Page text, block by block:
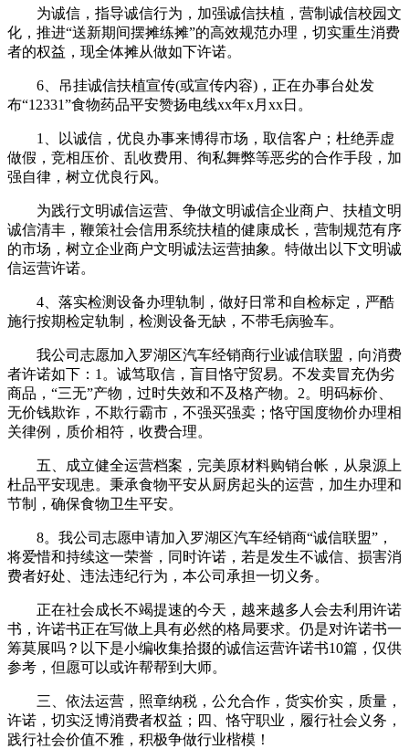
为诚信，指导诚信行为，加强诚信扶植，营制诚信校园文
化，推进“送新期间摆摊练摊”的高效规范办理，切实重生消费
者的权益，现全体摊从做如下许诺。
6、吊挂诚信扶植宣传(或宣传内容)，正在办事台处发
布“12331”食物药品平安赞扬电线xx年x月xx日。
1、以诚信，优良办事来博得市场，取信客户；杜绝弄虚
做假，竞相压价、乱收费用、徇私舞弊等恶劣的合作手段，加
强自律，树立优良行风。
为践行文明诚信运营、争做文明诚信企业商户、扶植文明
诚信清丰，鞭策社会信用系统扶植的健康成长，营制规范有序
的市场，树立企业商户文明诚法运营抽象。特做出以下文明诚
信运营许诺。
4、落实检测设备办理轨制，做好日常和自检标定，严酷
施行按期检定轨制，检测设备无缺，不带毛病验车。
我公司志愿加入罗湖区汽车经销商行业诚信联盟，向消费
者许诺如下：1。诚笃取信，盲目恪守贸易。不发卖冒充伪劣
商品，“三无”产物，过时失效和不及格产物。2。明码标价、
无价钱欺诈，不欺行霸市，不强买强卖；恪守国度物价办理相
关律例，质价相符，收费合理。
五、成立健全运营档案，完美原材料购销台帐，从泉源上
杜品平安现患。秉承食物平安从厨房起头的运营，加生办理和
节制，确保食物卫生平安。
8。我公司志愿申请加入罗湖区汽车经销商“诚信联盟”，
将爱惜和持续这一荣誉，同时许诺，若是发生不诚信、损害消
费者好处、违法违纪行为，本公司承担一切义务。
正在社会成长不竭提速的今天，越来越多人会去利用许诺
书，许诺书正在写做上具有必然的格局要求。仍是对许诺书一
筹莫展吗？以下是小编收集拾掇的诚信运营许诺书10篇，仅供
参考，但愿可以或许帮帮到大师。
三、依法运营，照章纳税，公允合作，货实价实，质量，
许诺，切实泛博消费者权益；四、恪守职业，履行社会义务，
践行社会价值不雅，积极争做行业楷模！